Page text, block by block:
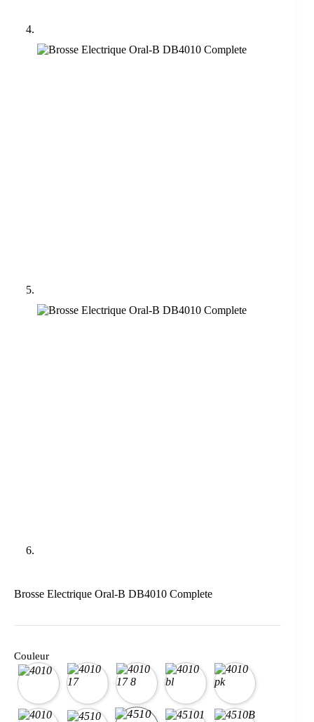
Brosse Electrique Oral-B DB4010 Complete
Couleur